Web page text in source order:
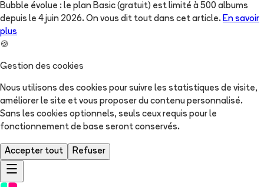
Bubble évolue : le plan Basic (gratuit) est limité à 500 albums
depuis le 4 juin 2026. On vous dit tout dans cet article. En savoir
plus
🍪
Gestion des cookies
Nous utilisons des cookies pour suivre les statistiques de visite,
améliorer le site et vous proposer du contenu personnalisé.
Sans les cookies optionnels, seuls ceux requis pour le
fonctionnement de base seront conservés.
Accepter tout Refuser